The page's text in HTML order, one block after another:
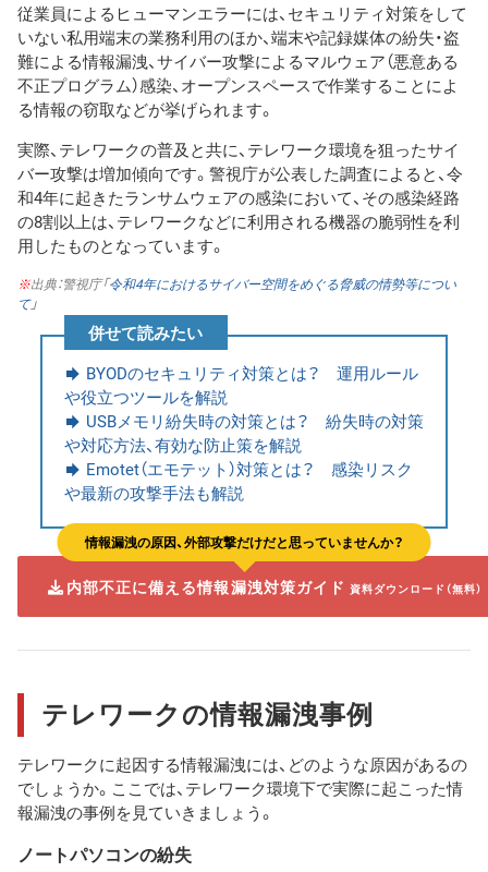
従業員によるヒューマンエラーには、セキュリティ対策をして
いない私用端末の業務利用のほか、端末や記録媒体の紛失・盗
難による情報漏洩、サイバー攻撃によるマルウェア（悪意ある
不正プログラム）感染、オープンスペースで作業することによ
る情報の窃取などが挙げられます。
実際、テレワークの普及と共に、テレワーク環境を狙ったサイ
バー攻撃は増加傾向です。警視庁が公表した調査によると、令
和4年に起きたランサムウェアの感染において、その感染経路
の8割以上は、テレワークなどに利用される機器の脆弱性を利
用したものとなっています。
※出典：警視庁「令和4年におけるサイバー空間をめぐる脅威の情勢等につい
て」
併せて読みたい
BYODのセキュリティ対策とは？ 運用ルール
や役立つツールを解説
USBメモリ紛失時の対策とは？ 紛失時の対策
や対応方法、有効な防止策を解説
Emotet（エモテット）対策とは？ 感染リスク
や最新の攻撃手法も解説
情報漏洩の原因、外部攻撃だけだと思っていませんか？
内部不正に備える情報漏洩対策ガイド 資料ダウンロード（無料）
テレワークの情報漏洩事例
テレワークに起因する情報漏洩には、どのような原因があるの
でしょうか。ここでは、テレワーク環境下で実際に起こった情
報漏洩の事例を見ていきましょう。
ノートパソコンの紛失